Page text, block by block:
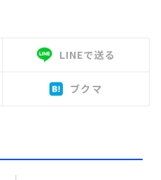
LINEで送る
ブクマ